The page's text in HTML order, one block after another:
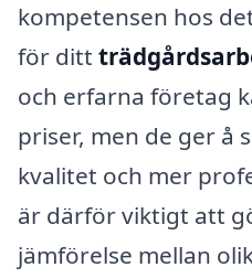
kompetensen hos
för ditt
och erfarna företag
priser, men de ger å
kvalitet och mer
är därför viktigt att
jämförelse mellan